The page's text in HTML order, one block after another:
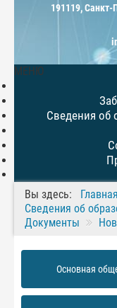
191119, Санкт-
МЕНЮ
Сведения об
Вы здесь:
Главная
Сведения об
Документы
Основная